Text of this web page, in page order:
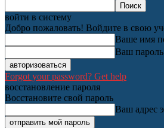
войти в систему
Добро пожаловать! Войдите в свою
Ваше имя
Ваш пароль
Forgot your password? Get help
восстановление пароля
Восстановите свой пароль
Ваш адрес